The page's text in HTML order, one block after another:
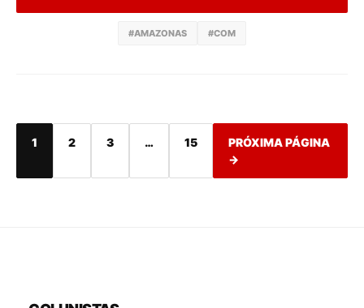
#AMAZONAS #COM
1 2 3 … 15
PRÓXIMA PÁGINA
→